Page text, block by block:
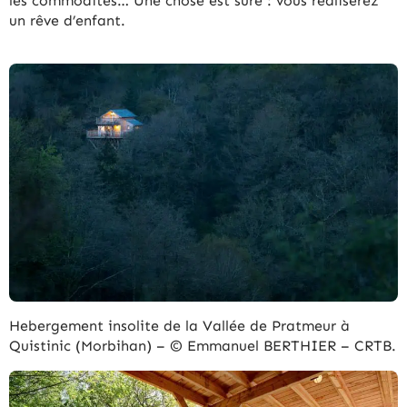
un rêve d’enfant.
Hebergement insolite de la Vallée de Pratmeur à
Quistinic (Morbihan) – © Emmanuel BERTHIER – CRTB.